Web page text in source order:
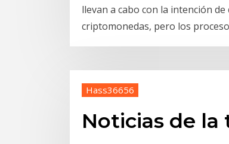
llevan a cabo con la intención
criptomonedas, pero los
Hass36656
Noticias de